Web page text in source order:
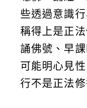
些透過意識
稱得上是正
誦佛號、早
可能明心見
行不是正法修